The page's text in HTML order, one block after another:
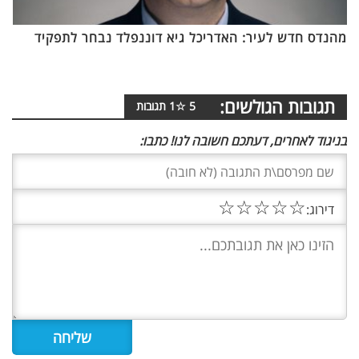
מהנדס חדש לעיר: האדריכל גיא דוננפלד נבחר לתפקיד
תגובות הגולשים: 5
☆
1 תגובות
בניגוד לאחרים, דעתכם חשובה לנו! כתבו:
דירוג:☆
☆
☆
☆
☆